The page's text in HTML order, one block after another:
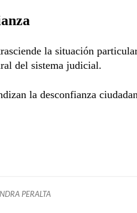
la situación
del sistema judicial.
la desconfianza
PERALTA